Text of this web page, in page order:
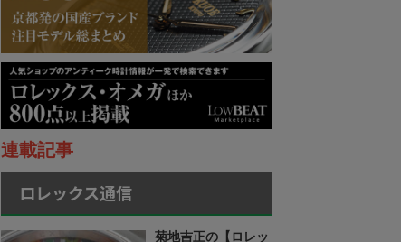
連載記事
ロレックス通信
菊地吉正の【ロレッ